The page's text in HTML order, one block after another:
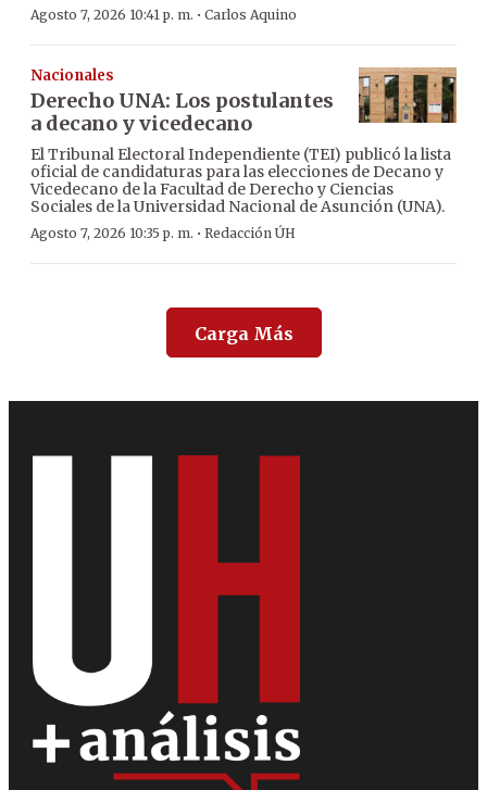
Agosto 7, 2026 10:41 p. m. · Carlos Aquino
Nacionales
Derecho UNA: Los postulantes
a decano y vicedecano
El Tribunal Electoral Independiente (TEI) publicó la lista
oficial de candidaturas para las elecciones de Decano y
Vicedecano de la Facultad de Derecho y Ciencias
Sociales de la Universidad Nacional de Asunción (UNA).
Agosto 7, 2026 10:35 p. m. · Redacción ÚH
Carga Más